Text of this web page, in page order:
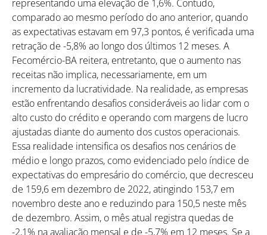
representando uma elevação de 1,6%. Contudo,
comparado ao mesmo período do ano anterior, quando
as expectativas estavam em 97,3 pontos, é verificada uma
retração de -5,8% ao longo dos últimos 12 meses. A
Fecomércio-BA reitera, entretanto, que o aumento nas
receitas não implica, necessariamente, em um
incremento da lucratividade. Na realidade, as empresas
estão enfrentando desafios consideráveis ao lidar com o
alto custo do crédito e operando com margens de lucro
ajustadas diante do aumento dos custos operacionais.
Essa realidade intensifica os desafios nos cenários de
médio e longo prazos, como evidenciado pelo índice de
expectativas do empresário do comércio, que decresceu
de 159,6 em dezembro de 2022, atingindo 153,7 em
novembro deste ano e reduzindo para 150,5 neste mês
de dezembro. Assim, o mês atual registra quedas de
-2,1% na avaliação mensal e de -5,7% em 12 meses. Se a